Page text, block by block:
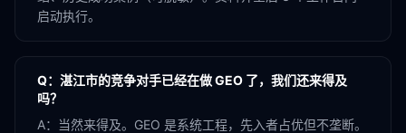
启动执行。
Q： 湛江市的竞争对手已经在做 GEO 了，我们还来得及
吗？
A：
当然来得及。GEO 是系统工程，先入者占优但不垄断。